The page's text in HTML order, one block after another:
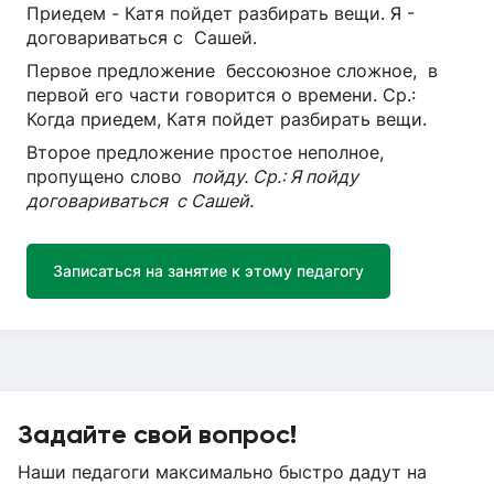
Приедем - Катя пойдет разбирать вещи. Я -
договариваться с Сашей.
Первое предложение бессоюзное сложное, в
первой его части говорится о времени. Ср.:
Когда приедем, Катя пойдет разбирать вещи.
Второе предложение простое неполное,
пропущено слово пойду. Ср.: Я пойду
договариваться с Сашей.
Записаться на занятие к этому педагогу
Задайте свой вопрос!
Наши педагоги максимально быстро дадут на